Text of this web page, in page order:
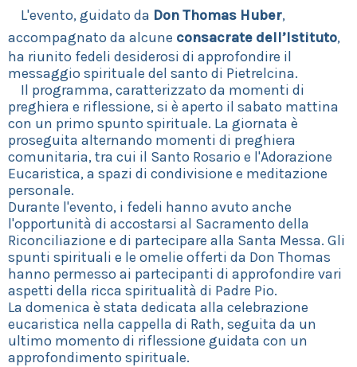
L'evento, guidato da Don Thomas Huber,
accompagnato da alcune consacrate dell’Istituto,
ha riunito fedeli desiderosi di approfondire il
messaggio spirituale del santo di Pietrelcina.
Il programma, caratterizzato da momenti di
preghiera e riflessione, si è aperto il sabato mattina
con un primo spunto spirituale. La giornata è
proseguita alternando momenti di preghiera
comunitaria, tra cui il Santo Rosario e l'Adorazione
Eucaristica, a spazi di condivisione e meditazione
personale.
Durante l'evento, i fedeli hanno avuto anche
l'opportunità di accostarsi al Sacramento della
Riconciliazione e di partecipare alla Santa Messa. Gli
spunti spirituali e le omelie offerti da Don Thomas
hanno permesso ai partecipanti di approfondire vari
aspetti della ricca spiritualità di Padre Pio.
La domenica è stata dedicata alla celebrazione
eucaristica nella cappella di Rath, seguita da un
ultimo momento di riflessione guidata con un
approfondimento spirituale.